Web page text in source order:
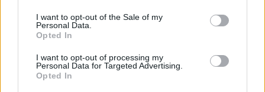
I want to opt-out of the Sale of my
Personal Data.
Opted In
I want to opt-out of processing my
Personal Data for Targeted Advertising.
Opted In